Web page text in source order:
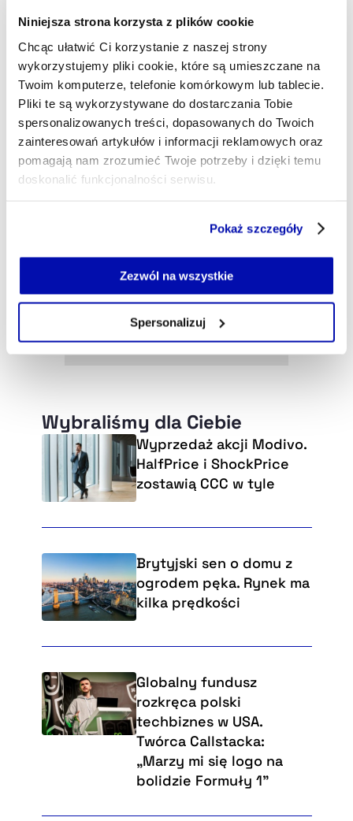
Niniejsza strona korzysta z plików cookie
Chcąc ułatwić Ci korzystanie z naszej strony
wykorzystujemy pliki cookie, które są umieszczane na
Twoim komputerze, telefonie komórkowym lub tablecie.
Pliki te są wykorzystywane do dostarczania Tobie
spersonalizowanych treści, dopasowanych do Twoich
zainteresowań artykułów i informacji reklamowych oraz
pomagają nam zrozumieć Twoje potrzeby i dzięki temu
doskonalić funkcjonalności serwisu.
Jeżeli nie wyrażasz zgody na zapisywanie plików cookie,
możesz łatwo zarządzać swoimi uprawnieniami, np. we
własnej przeglądarce internetowej lub po wybraniu opcji
Polityce Prywatności.
Pokaż szczegóły
Zezwól na wszystkie
Spersonalizuj
Wybraliśmy dla Ciebie
Wyprzedaż akcji Modivo.
HalfPrice i ShockPrice
zostawią CCC w tyle
Brytyjski sen o domu z
ogrodem pęka. Rynek ma
kilka prędkości
Globalny fundusz
rozkręca polski
techbiznes w USA.
Twórca Callstacka:
„Marzy mi się logo na
bolidzie Formuły 1”
dni meczowe Juventusu bywam nieznośny, lubię
filmowym, kocham psy. Tool skończył się na płycie
"Lateralus".
lukasz.maziewski@xyz.pl